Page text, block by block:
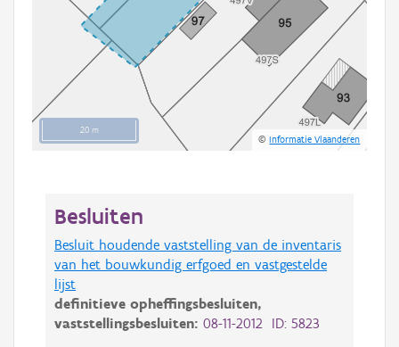
20 m
©Informatie Vlaanderen
Besluiten
Besluit houdende vaststelling van de inventaris
van het bouwkundig erfgoed en vastgestelde
lijst
definitieve opheffingsbesluiten,
vaststellingsbesluiten: 08-11-2012 ID: 5823